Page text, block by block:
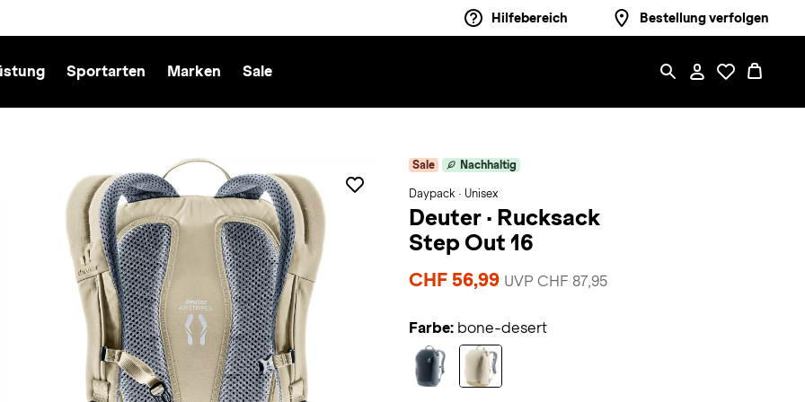
Hilfebereich Bestellung verfolgen
Sportarten Marken Sale
Sale Nachhaltig
Daypack · Unisex
Deuter · Rucksack
Step Out 16
CHF 56,99 UVP CHF 87,95
Farbe: bone-desert